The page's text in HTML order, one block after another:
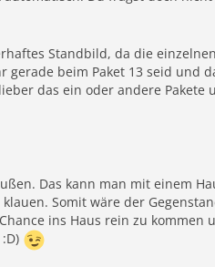
Standbild, da die
beim Paket 13 seid und
das ein oder andere Pakete
Das kann man mit einem
Somit wäre der
ins Haus rein zu kommen